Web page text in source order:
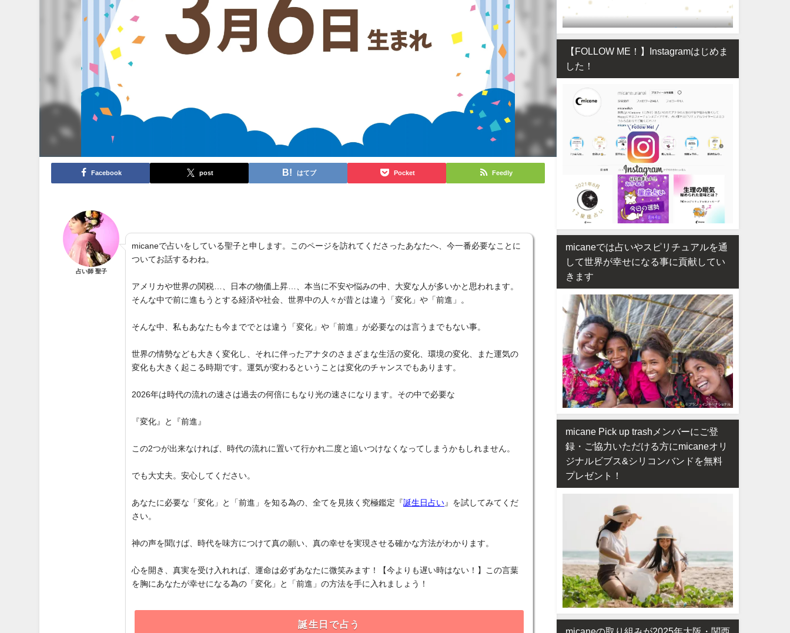
Facebook post はてブ Pocket Feedly
占い師 聖子
micaneで占いをしている聖子と申します。このページを訪れてくださったあなたへ、今一番必要なことに
ついてお話するわね。
アメリカや世界の関税…、日本の物価上昇…、本当に不安や悩みの中、大変な人が多いかと思われます。
そんな中で前に進もうとする経済や社会、世界中の人々が昔とは違う「変化」や「前進」。
そんな中、私もあなたも今まででとは違う「変化」や「前進」が必要なのは言うまでもない事。
世界の情勢なども大きく変化し、それに伴ったアナタのさまざまな生活の変化、環境の変化、また運気の
変化も大きく起こる時期です。運気が変わるということは変化のチャンスでもあります。
2026年は時代の流れの速さは過去の何倍にもなり光の速さになります。その中で必要な
『変化』と『前進』
この2つが出来なければ、時代の流れに置いて行かれ二度と追いつけなくなってしまうかもしれません。
でも大丈夫。安心してください。
あなたに必要な「変化」と「前進」を知る為の、全てを見抜く究極鑑定『誕生日占い 』を試してみてくだ
さい。
神の声を聞けば、時代を味方につけて真の願い、真の幸せを実現させる確かな方法がわかります。
心を開き、真実を受け入れれば、運命は必ずあなたに微笑みます！【今よりも遅い時はない！】この言葉
を胸にあなたが幸せになる為の「変化」と「前進」の方法を手に入れましょう！
誕生日で占う
【FOLLOW ME！】Instagramはじめま
した！
micaneでは占いやスピリチュアルを通
して世界が幸せになる事に貢献してい
きます
micane Pick up trashメンバーにご登
録・ご協力いただける方にmicaneオリ
ジナルビブス&シリコンバンドを無料
プレゼント！
micaneの取り組みが2025年大阪・関西